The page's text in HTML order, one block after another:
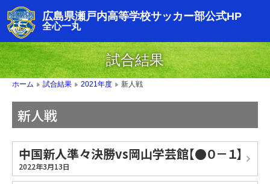
広島県瀬戸内高等学校サッカー部公式HP
全心一丸
試合結果
ホーム ▶ 試合結果 ▶ 2021年度 ▶ 新人戦
新人戦
中国新人準々決勝vs岡山学芸館【●０－１】
2022年3月13日